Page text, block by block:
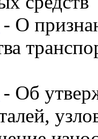
- О
- Об